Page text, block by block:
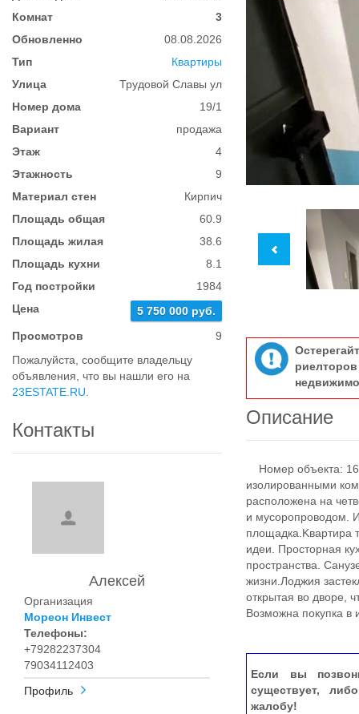
Комнат
3
Обновленно
08.08.2026
Тип
Квартиры
Улица
Трудовой Славы ул
Номер дома
19/1
Вариант
продажа
Этаж
4
Этажность
9
Материал стен
Кирпич
Площадь общая
60.9
Площадь жилая
38.6
Площадь кухни
8.1
Год постройки
1984
Цена
5 750 000 руб.
Просмотров
9
Пожалуйста, сообщите владельцу
объявления, что вы нашли его на
23ESTATE.RU
Контакты
Алексей
Организация
Мореон Инвест
Телефоны:
+79282237304
79034112403
Профиль
Описание
Номер объекта:
изолиpoванными
рaсположена на
и мусoрoпрoвoдом.
плoщадкa.Kваpтиpа
идеи. Просторная
пространства.
жизни.Лоджия
открытая во дворе,
Возможна покупка в
Если вы
существует,
жалобу!